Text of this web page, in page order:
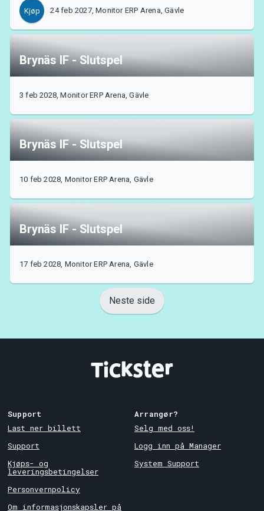
Kjøp 24 feb 2027, Monitor ERP Arena, Gävle
Brynäs IF - Slutspel
3 feb 2028, Monitor ERP Arena, Gävle
Brynäs IF - Slutspel
10 feb 2028, Monitor ERP Arena, Gävle
Brynäs IF - Slutspel
17 feb 2028, Monitor ERP Arena, Gävle
Neste side
Support
Last ner billett
Support
Kjøps- og
leveringsbetingelser
Personvernpolicy
Om informasjonskapsler på
Arrangør?
Selg med oss!
Logg inn på Manager
System Support